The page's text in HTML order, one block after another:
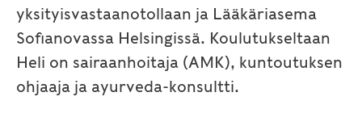
yksityisvastaanotollaan ja Lääkäriasema
Sofianovassa Helsingissä. Koulutukseltaan
Heli on sairaanhoitaja (AMK), kuntoutuksen
ohjaaja ja ayurveda-konsultti.